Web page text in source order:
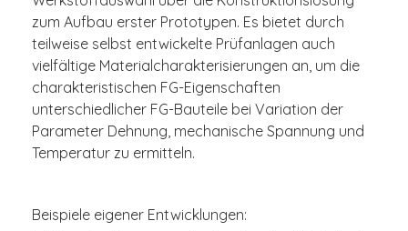
zum Aufbau erster Prototypen. Es bietet durch
teilweise selbst entwickelte Prüfanlagen auch
vielfältige Materialcharakterisierungen an, um die
charakteristischen FG-Eigenschaften
unterschiedlicher FG-Bauteile bei Variation der
Parameter Dehnung, mechanische Spannung und
Temperatur zu ermitteln.
Beispiele eigener Entwicklungen: